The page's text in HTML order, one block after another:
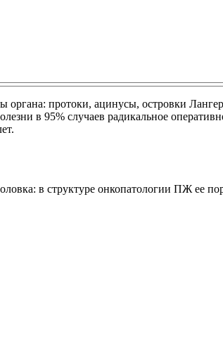
протоки, ацинусы, островки
в 95% случаев радикальное
в структуре онкопатологии ПЖ ее